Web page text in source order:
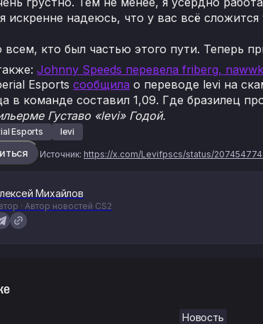
искренне надеюсь, что у вас всё
всем, кто был частью этого пути. Теперь
: Johnny Speeds перевела friberg,
Esports сообщила о переводе levi на
в команде составил 1,09. Где бразилец
Густаво «levi» Годой.
Esports levi
Источник: https://x.com/Levifpscs/status/
Михайлов
· Автор новостей CS2
Новость